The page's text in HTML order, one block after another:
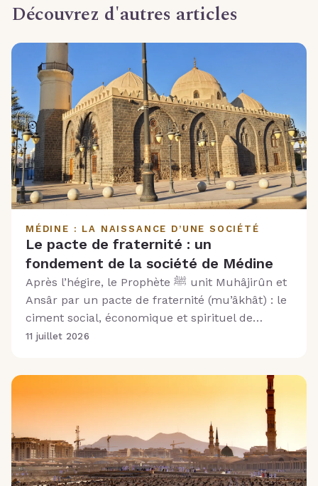
Découvrez d'autres articles
MÉDINE : LA NAISSANCE D’UNE SOCIÉTÉ
Le pacte de fraternité : un
fondement de la société de Médine
Après l’hégire, le Prophète ﷺ unit Muhâjirûn et
Ansâr par un pacte de fraternité (mu’âkhât) : le
ciment social, économique et spirituel de
Médine.
11 juillet 2026